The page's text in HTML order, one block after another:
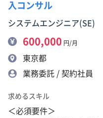
入コンサル
システムエンジニア(SE)
600,000 円/月
東京都
業務委託 / 契約社員
求めるスキル
＜必須要件＞